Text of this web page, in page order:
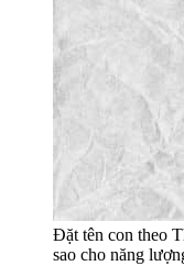
Đặt tên con theo
sao cho năng